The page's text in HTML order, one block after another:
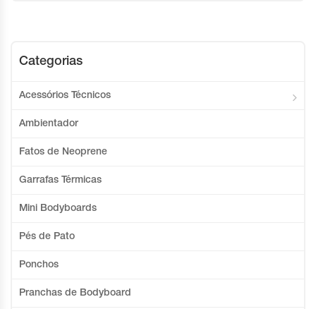
Categorias
Acessórios Técnicos
Ambientador
Fatos de Neoprene
Garrafas Térmicas
Mini Bodyboards
Pés de Pato
Ponchos
Pranchas de Bodyboard